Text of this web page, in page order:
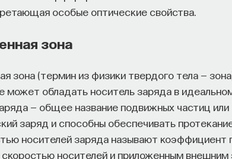
особые оптические свойства.
зона
зона (термин из физики твердого тела —
может обладать носитель заряда в
— общее название подвижных частиц или
заряд и способны обеспечивать
носителей заряда называют коэффициент
носителей и приложенным внешним